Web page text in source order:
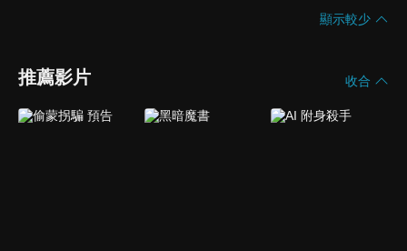
顯示較少
推薦影片 收合